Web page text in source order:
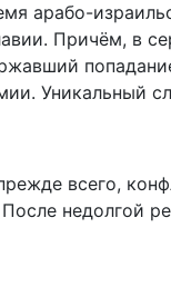
арабо-
Причём, в
Уникальный
всего,